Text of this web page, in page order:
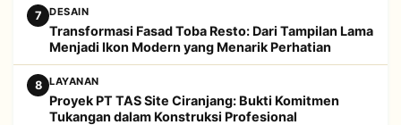
7 DESAIN
Transformasi Fasad Toba Resto: Dari Tampilan Lama
Menjadi Ikon Modern yang Menarik Perhatian
8 LAYANAN
Proyek PT TAS Site Ciranjang: Bukti Komitmen
Tukangan dalam Konstruksi Profesional